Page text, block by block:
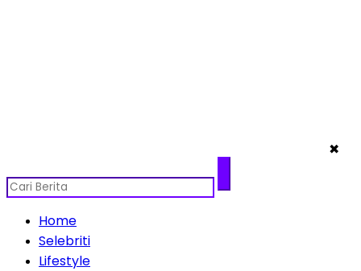
✖
Home
Selebriti
Lifestyle